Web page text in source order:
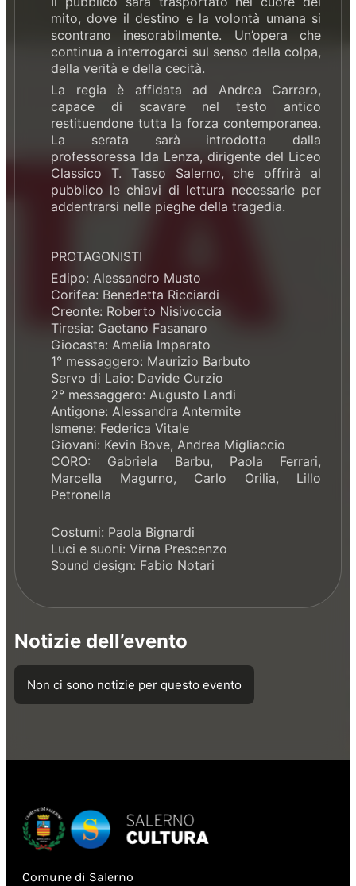
mito, dove il destino e la volontà umana si
scontrano inesorabilmente. Un’opera che
continua a interrogarci sul senso della colpa,
della verità e della cecità.
La regia è affidata ad Andrea Carraro,
capace di scavare nel testo antico
restituendone tutta la forza contemporanea.
La serata sarà introdotta dalla
professoressa Ida Lenza, dirigente del Liceo
Classico T. Tasso Salerno, che offrirà al
pubblico le chiavi di lettura necessarie per
addentrarsi nelle pieghe della tragedia.
PROTAGONISTI
Edipo: Alessandro Musto
Corifea: Benedetta Ricciardi
Creonte: Roberto Nisivoccia
Tiresia: Gaetano Fasanaro
Giocasta: Amelia Imparato
1° messaggero: Maurizio Barbuto
Servo di Laio: Davide Curzio
2° messaggero: Augusto Landi
Antigone: Alessandra Antermite
Ismene: Federica Vitale
Giovani: Kevin Bove, Andrea Migliaccio
CORO: Gabriela Barbu, Paola Ferrari,
Marcella Magurno, Carlo Orilia, Lillo
Petronella
Costumi: Paola Bignardi
Luci e suoni: Virna Prescenzo
Sound design: Fabio Notari
Notizie dell’evento
Non ci sono notizie per questo evento
Comune di Salerno